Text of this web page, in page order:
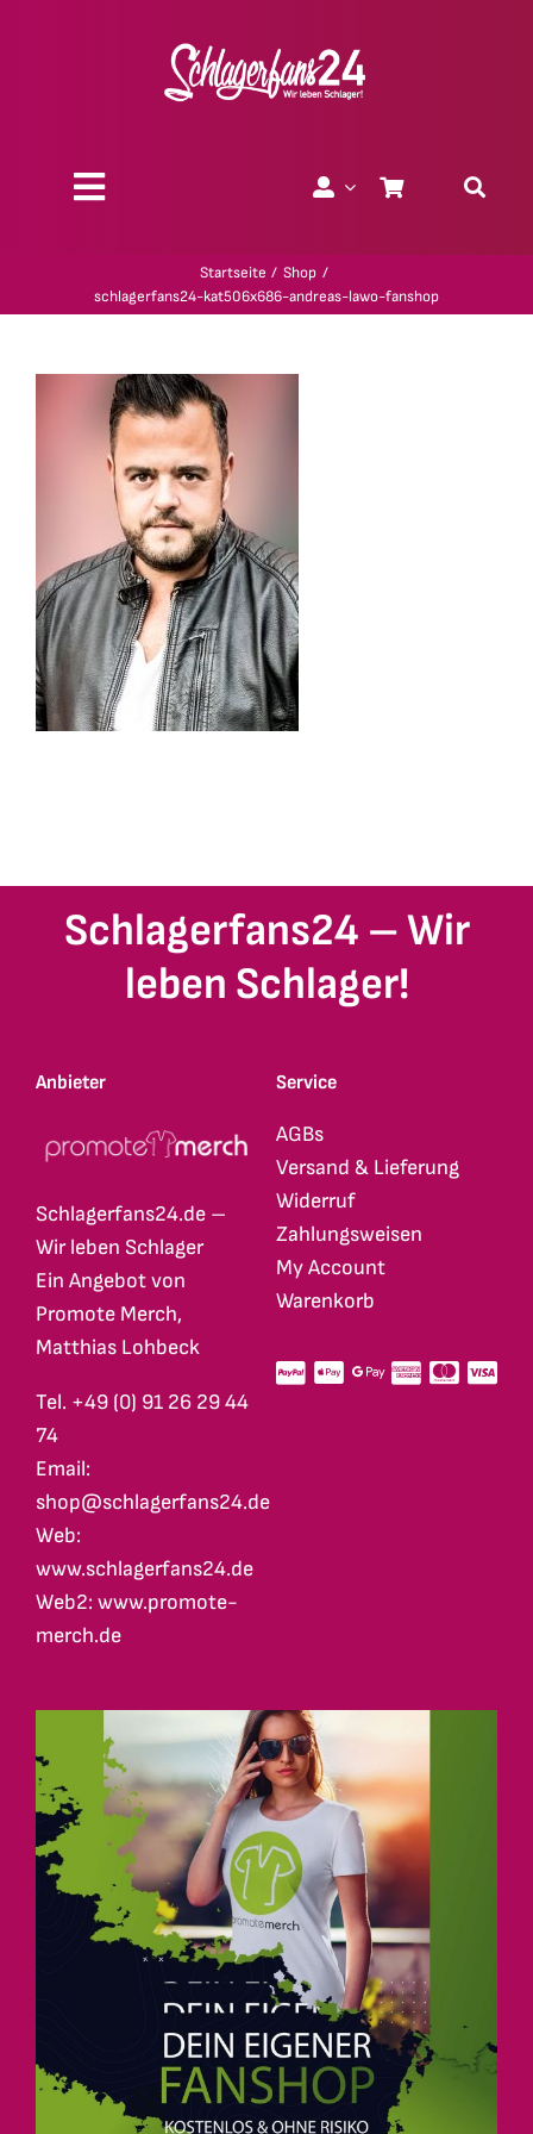
Toggle
Geschenk-Gutscheine
Kollektionen
Startseite
Shop
schlagerfans24-kat506x686-andreas-lawo-fanshop
Schlagerfans24 – Wir
leben Schlager!
Anbieter
Schlagerfans24.de –
Wir leben Schlager
Ein Angebot von
Promote Merch,
Matthias Lohbeck
Tel. +49 (0) 91 26 29 44
74
Email:
shop@schlagerfans24.de
Web:
www.schlagerfans24.de
Web2: www.promote-
merch.de
Service
AGBs
Versand & Lieferung
Widerruf
Zahlungsweisen
My Account
Warenkorb